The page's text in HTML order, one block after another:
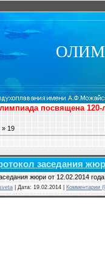
посвящена
» 19
заседания
жюри от 12.02.2014 года
| Дата: 19.02.2014 Комментарии